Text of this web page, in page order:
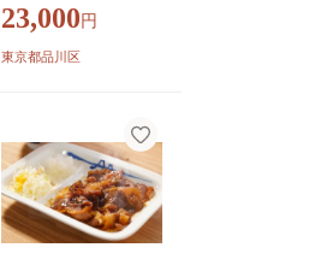
サージャー 電動 マッ
サージ 片足 フットケ
自宅 リラックス すっ
きり 家電 日用品 東
京都 品川区
23,000 円
東京都品川区